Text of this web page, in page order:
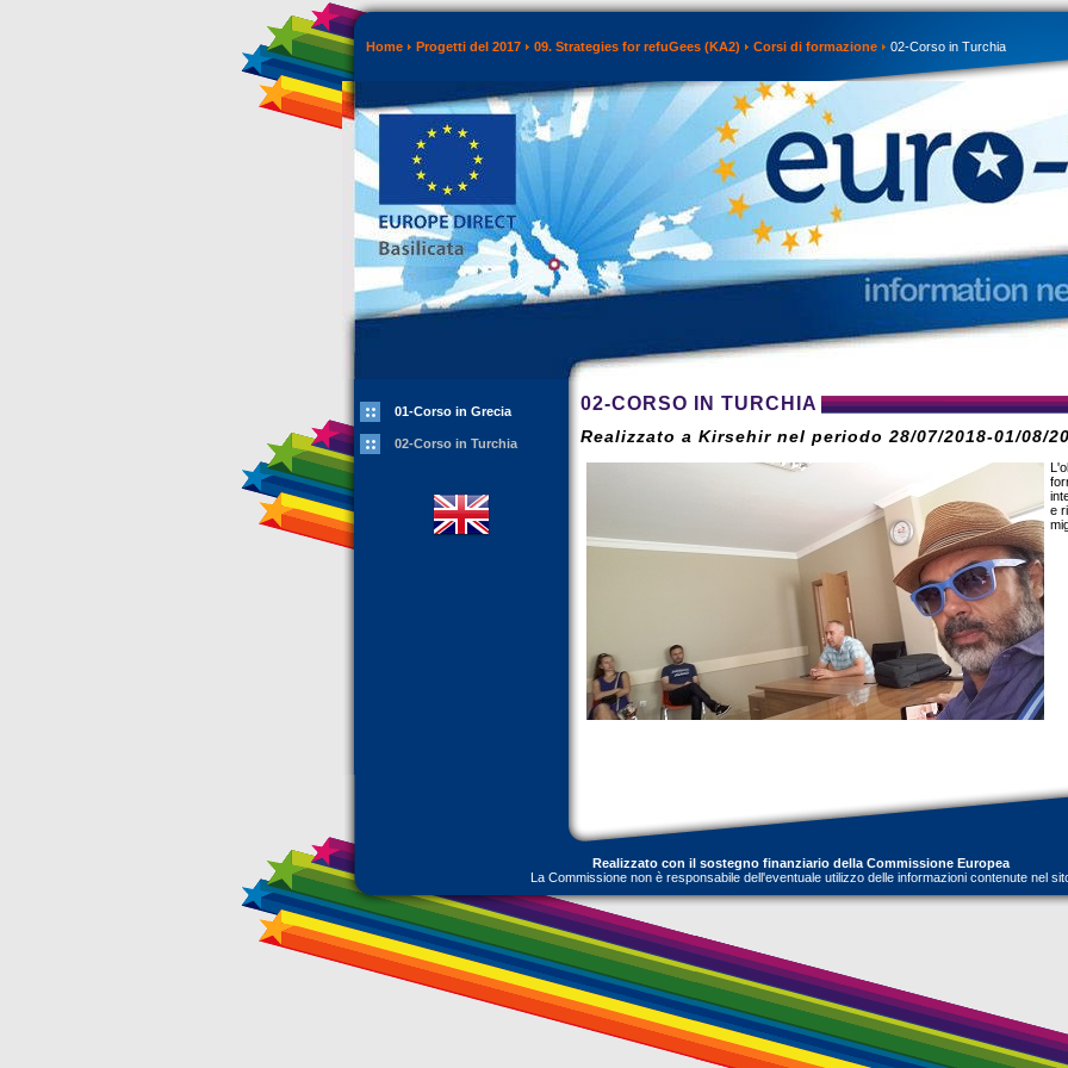
Home Progetti del 2017 09. Strategies for refuGees (KA2) Corsi di formazione 02-Corso in Turchia
01-Corso in Grecia
02-Corso in Turchia
02-CORSO IN TURCHIA
Realizzato a Kirsehir nel periodo 28/07/2018-01/08/
e
Realizzato con il sostegno finanziario della Commissione Europea
La Commissione non è responsabile dell'eventuale utilizzo delle informazioni contenute nel